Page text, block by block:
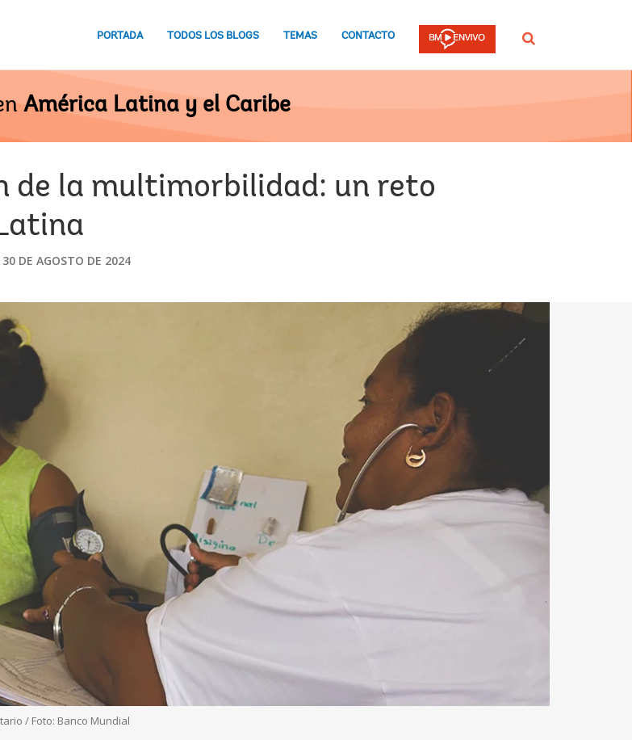
PORTADA TODOS LOS BLOGS TEMAS CONTACTO Buscar
América Latina y el Caribe
de la multimorbilidad: un reto
30 DE AGOSTO DE 2024
/ Foto: Banco Mundial